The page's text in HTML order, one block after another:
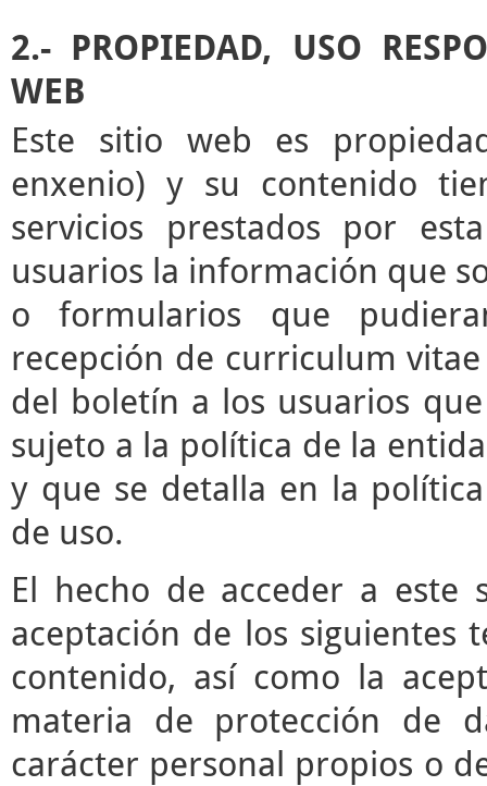
2.- PROPIEDAD, USO
WEB
Este sitio web es
enxenio) y su contenido
servicios prestados por
usuarios la información que
o formularios que
recepción de curriculum
del boletín a los usuarios
sujeto a la política de la
y que se detalla en la
de uso.
El hecho de acceder a
aceptación de los siguientes
contenido, así como la
materia de protección de
carácter personal propios o